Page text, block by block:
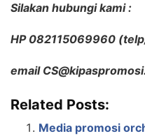
Silakan hubungi kami :
HP 082115069960
email
Related Posts:
Media promosi